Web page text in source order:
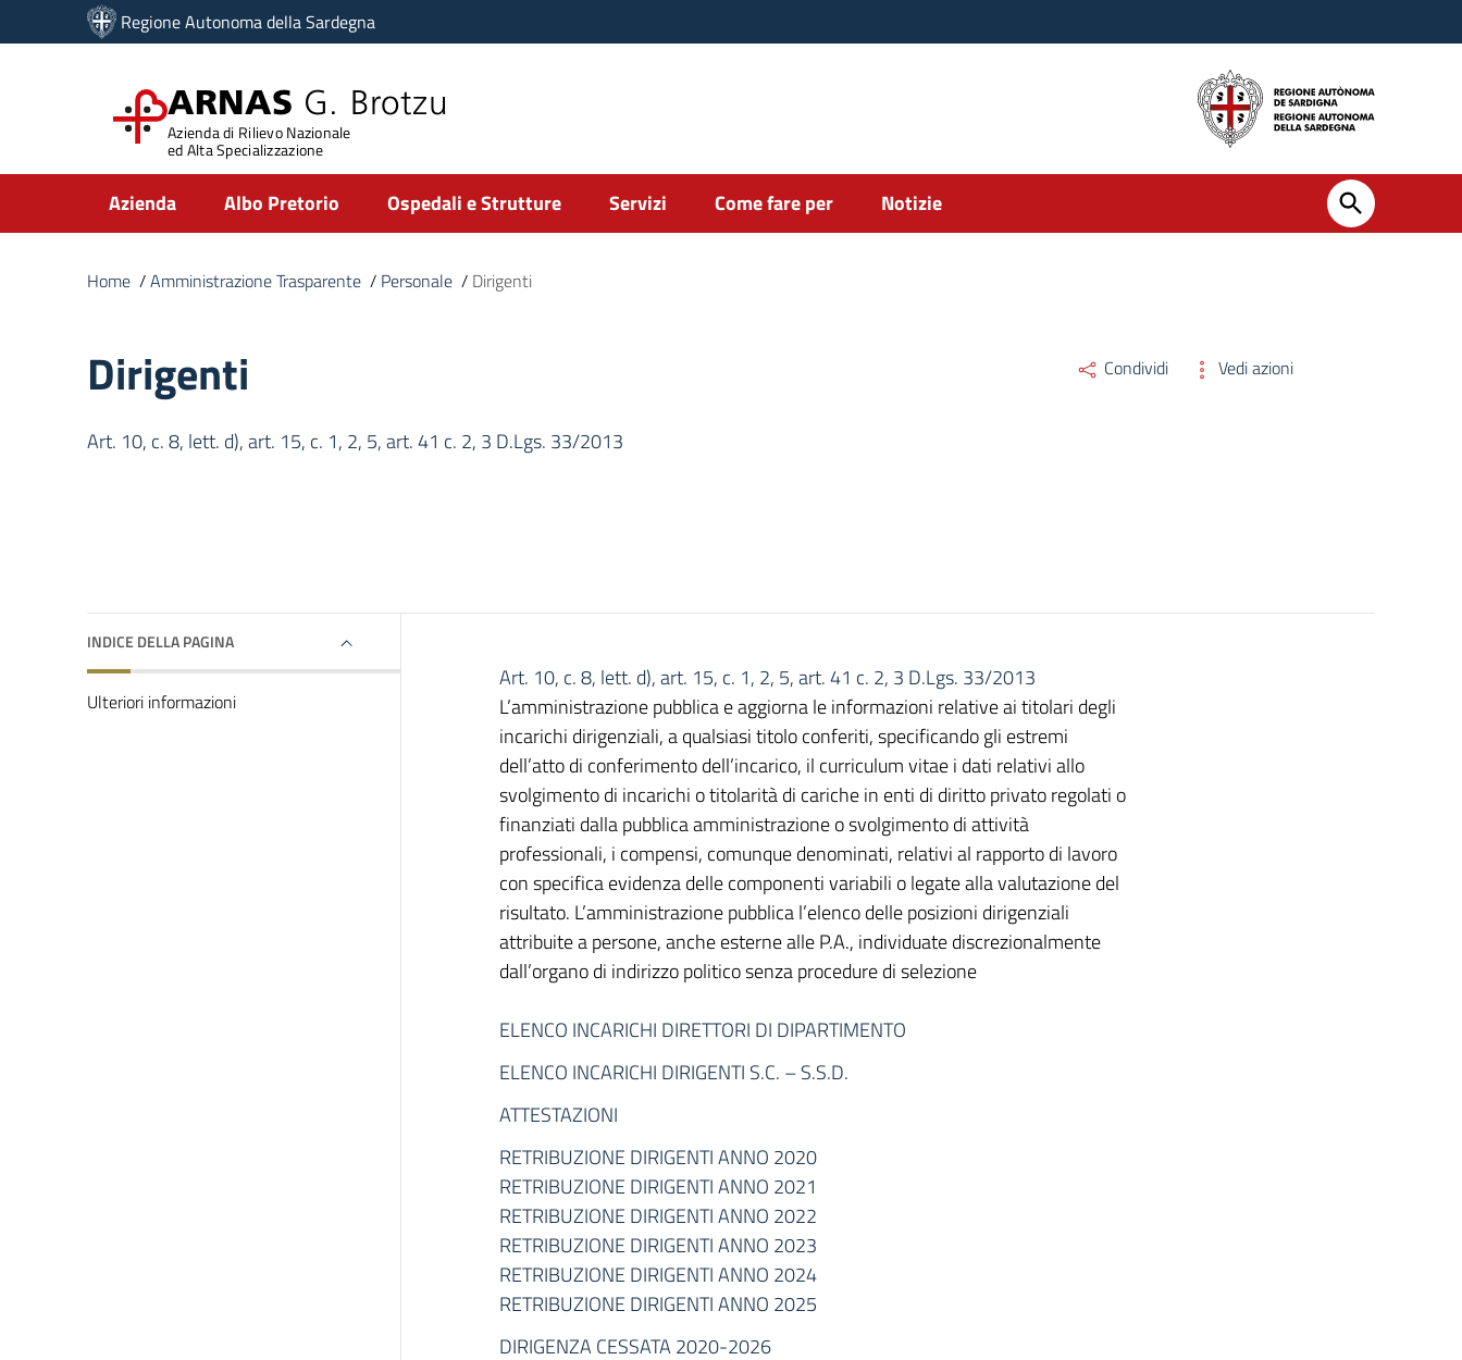
Vai ai contenuti
Vai al menu di navigazione
Regione Autonoma della Sardegna
ARNAS G. Brotzu
Azienda di Rilievo Nazionale
ed Alta Specializzazione
Submenu
Azienda Albo Pretorio Ospedali e Strutture Servizi Come fare per Notizie
Home /Amministrazione Trasparente / Personale / Dirigenti
Dirigenti
Art. 10, c. 8, lett. d), art. 15, c. 1, 2, 5, art. 41 c. 2, 3 D.Lgs. 33/2013
Condividi Vedi azioni
INDICE DELLA PAGINA
Ulteriori informazioni
Art. 10, c. 8, lett. d), art. 15, c. 1, 2, 5, art. 41 c. 2, 3 D.Lgs. 33/2013
L’amministrazione pubblica e aggiorna le informazioni relative ai titolari degli
incarichi dirigenziali, a qualsiasi titolo conferiti, specificando gli estremi
dell’atto di conferimento dell’incarico, il curriculum vitae i dati relativi allo
svolgimento di incarichi o titolarità di cariche in enti di diritto privato regolati o
finanziati dalla pubblica amministrazione o svolgimento di attività
professionali, i compensi, comunque denominati, relativi al rapporto di lavoro
con specifica evidenza delle componenti variabili o legate alla valutazione del
risultato. L’amministrazione pubblica l’elenco delle posizioni dirigenziali
attribuite a persone, anche esterne alle P.A., individuate discrezionalmente
dall’organo di indirizzo politico senza procedure di selezione
ELENCO INCARICHI DIRETTORI DI DIPARTIMENTO
ELENCO INCARICHI DIRIGENTI S.C. – S.S.D.
ATTESTAZIONI
RETRIBUZIONE DIRIGENTI ANNO 2020
RETRIBUZIONE DIRIGENTI ANNO 2021
RETRIBUZIONE DIRIGENTI ANNO 2022
RETRIBUZIONE DIRIGENTI ANNO 2023
RETRIBUZIONE DIRIGENTI ANNO 2024
RETRIBUZIONE DIRIGENTI ANNO 2025
DIRIGENZA CESSATA 2020-2026